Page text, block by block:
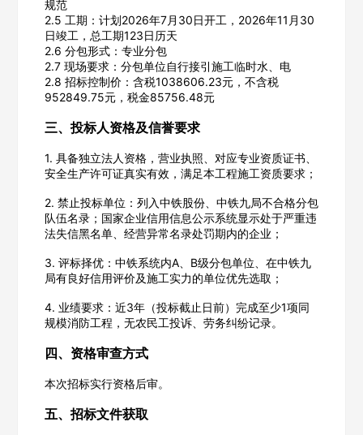
规范
2.5 工期：计划2026年7月30日开工，2026年11月30
日竣工，总工期123日历天
2.6 分包形式：专业分包
2.7 现场要求：分包单位自行接引施工临时水、电
2.8 招标控制价：含税1038606.23元，不含税
952849.75元，税金85756.48元
三、投标人资格及信誉要求
1. 具备独立法人资格，营业执照、对应专业资质证书、
安全生产许可证真实有效，满足本工程施工资质要求；
2. 禁止投标单位：列入中铁股份、中铁九局不合格分包
队伍名录；国家企业信用信息公示系统显示处于严重违
法失信黑名单、经营异常名录处罚期内的企业；
3. 评标择优：中铁系统内A、B级分包单位、在中铁九
局有良好信用评价及施工实力的单位优先选取；
4. 业绩要求：近3年（投标截止日前）完成至少1项同
规模消防工程，无农民工投诉、劳务纠纷记录。
四、资格审查方式
本次招标实行资格后审。
五、招标文件获取
欢迎入驻供应商
公司名称